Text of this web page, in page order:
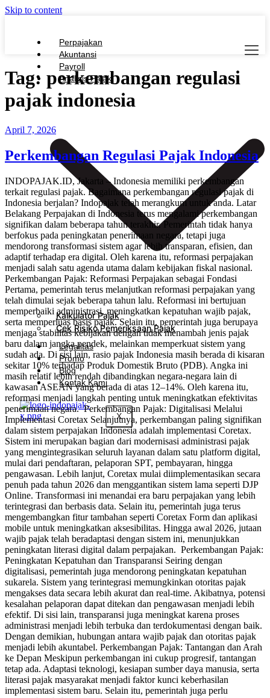
Skip to content
Perpajakan
Akuntansi
Payroll
Analisis Pajak
Kalkulator Pajak
Cek Risiko Pemeriksaan Pajak
Legalitas
Promo
Blog
Kontak Kami
X
Tag: perkembangan regulasi
pajak indonesia
April 7, 2026
Perkembangan Regulasi Pajak Indonesia
INDOPAJAK.ID, Jakarta – Indonesia memiliki perkembangan
terkait regulasi pajak. Bagaimana perkembangan regulasi pajak di
Indonesia berjalan? Indopajak telah merangkum untuk anda. Latar
Belakang Perpajakan di Indonesia terus mengalami perkembangan
signifikan dalam beberapa tahun terakhir. Pemerintah tidak hanya
berfokus pada peningkatan penerimaan negara, tetapi juga
mendorong transformasi sistem agar lebih transparan, efisien, dan
adaptif terhadap era digital. Oleh karena itu, reformasi perpajakan
menjadi salah satu agenda utama dalam kebijakan fiskal nasional.
Perkembangan Pajak: Reformasi Perpajakan sebagai Fondasi
Pertama, pemerintah terus melanjutkan reformasi perpajakan yang
telah dimulai sejak beberapa tahun lalu. Reformasi ini bertujuan
memperbaiki administrasi, meningkatkan kepatuhan wajib pajak,
serta memperluas basis pajak. Selain itu, pemerintah juga berupaya
menjaga stabilitas kebijakan dengan tidak menambah jenis pajak
baru dalam jangka pendek, melainkan memperkuat sistem yang
sudah ada. Di sisi lain, rasio pajak Indonesia masih berada di kisaran
sekitar 10% terhadap Produk Domestik Bruto (PDB). Angka ini
masih relatif lebih rendah dibandingkan negara-negara lain di
kawasan ASEAN yang berada di atas 12–14%. Oleh karena itu,
reformasi menjadi langkah penting untuk meningkatkan efektivitas
penerimaan negara. Perkembangan Pajak: Digitalisasi Melalui
Implementasi Coretax Selanjutnya, perkembangan paling signifikan
dalam sistem perpajakan Indonesia adalah implementasi Coretax.
Sistem ini merupakan bagian dari modernisasi administrasi pajak
yang mengintegrasikan seluruh layanan dalam satu platform digital,
mulai dari pendaftaran, pelaporan SPT, pembayaran, hingga
pengawasan. Lebih lanjut, Coretax mulai diimplementasikan secara
penuh pada tahun 2026 dan menggantikan sistem lama seperti DJP
Online. Transformasi ini menandai era baru perpajakan yang lebih
terintegrasi dan berbasis data. Selain itu, pemerintah juga terus
mengembangkan fitur tambahan seperti Coretax Form dan aplikasi
mobile untuk meningkatkan aksesibilitas. Hingga awal 2026, jutaan
wajib pajak telah beradaptasi dengan sistem ini, menunjukkan
peningkatan literasi digital dalam perpajakan. Perkembangan Pajak:
Peningkatan Kepatuhan dan Transparansi Seiring dengan
digitalisasi, pemerintah juga mendorong peningkatan kepatuhan
sukarela. Sistem yang terintegrasi memungkinkan otoritas pajak
mengakses data secara lebih akurat dan real-time. Akibatnya, potensi
kesalahan pelaporan dapat ditekan dan pengawasan menjadi lebih
efektif. Di sisi lain, transparansi juga meningkat karena proses
administrasi menjadi lebih terbuka dan terdokumentasi dengan baik.
Dengan demikian, hubungan antara wajib pajak dan otoritas pajak
menjadi lebih akuntabel. Perkembangan Pajak: Tantangan dan Arah
ke Depan Meskipun perkembangan ini cukup progresif, tantangan
tetap ada. Adaptasi teknologi, kesiapan sumber daya manusia, serta
literasi pajak masyarakat menjadi faktor kunci keberhasilan
implementasi sistem baru. Selain itu, pemerintah juga perlu